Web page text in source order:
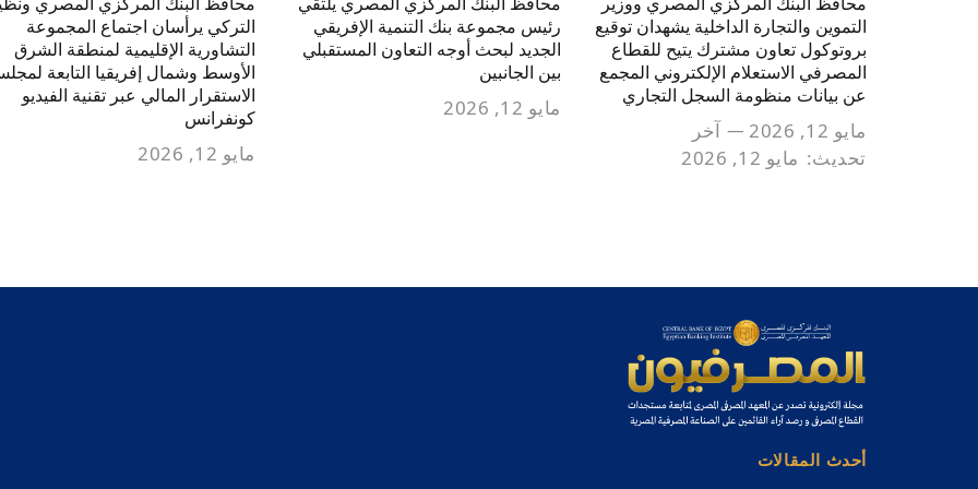
التموين والتجارة الداخلية يشهدان توقيع
بروتوكول تعاون مشترك يتيح للقطاع
المصرفي الاستعلام الإلكتروني المجمع
عن بيانات منظومة السجل التجاري
مايو 12, 2026
آخر
تحديث: مايو 12, 2026
رئيس مجموعة بنك التنمية الإفريقي
الجديد لبحث أوجه التعاون المستقبلي
بين الجانبين
مايو 12, 2026
التركي يرأسان اجتماع المجموعة
التشاورية الإقليمية لمنطقة الشرق
الأوسط وشمال إفريقيا التابعة
الاستقرار المالي عبر تقنية الفيديو
كونفرانس
مايو 12, 2026
أحدث المقالات